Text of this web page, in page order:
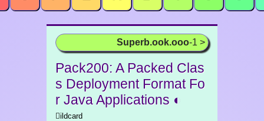
Superb.ook.ooo-1 >
Pack200: A Packed Clas
s Deployment Format Fo
r Java Applications ◐
ildcard